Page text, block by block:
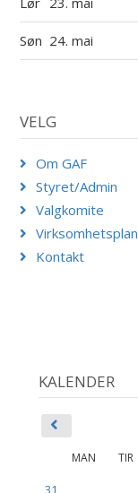
Søn 24. mai
VELG
Om GAF
Styret/Admin
Valgkomite
Virksomhetsplan
Kontakt
KALENDER
MAN TIR
31